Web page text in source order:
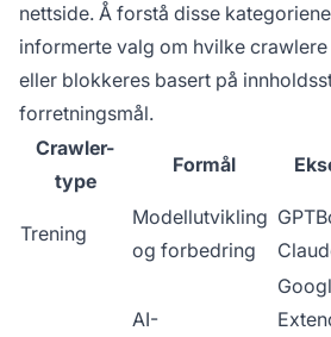
nettside. Å forstå disse
informerte valg om hvilke
eller blokkeres basert på
forretningsmål.
Crawler-
type
Formål
Trening
Modellutvikling
og forbedring
AI-